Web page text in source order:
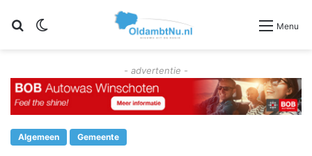
Zoeken Menu
- advertentie -
Algemeen Gemeente